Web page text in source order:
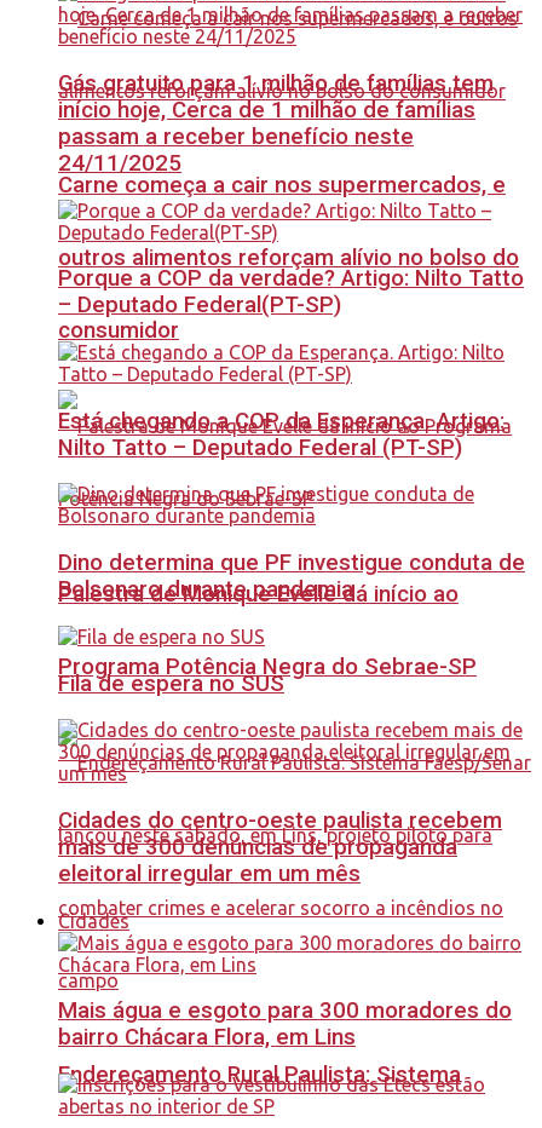
Carne começa a cair nos supermercados, e
outros alimentos reforçam alívio no bolso do
consumidor
Palestra de Monique Evelle dá início ao
Programa Potência Negra do Sebrae-SP
Endereçamento Rural Paulista: Sistema
Gás gratuito para 1 milhão de famílias tem
início hoje, Cerca de 1 milhão de famílias
passam a receber benefício neste
24/11/2025
Porque a COP da verdade? Artigo: Nilto Tatto
– Deputado Federal(PT-SP)
Está chegando a COP da Esperança. Artigo:
Nilto Tatto – Deputado Federal (PT-SP)
Dino determina que PF investigue conduta de
Bolsonaro durante pandemia
Fila de espera no SUS
Cidades do centro-oeste paulista recebem
mais de 300 denúncias de propaganda
eleitoral irregular em um mês
Cidades
Mais água e esgoto para 300 moradores do
bairro Chácara Flora, em Lins